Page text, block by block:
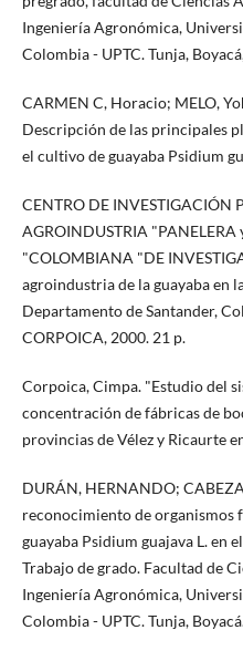
Ingeniería Agronómica,
Colombia - UPTC. Tunja,
CARMEN C, Horacio; MELO,
Descripción de las principales
el cultivo de guayaba Psidium
CENTRO DE INVESTIGACIÓN
AGROINDUSTRIA "PANELERA
"COLOMBIANA "DE
agroindustria de la guayaba en
Departamento de Santander,
CORPOICA, 2000. 21 p.
Corpoica, Cimpa. "Estudio del
concentración de fábricas de
provincias de Vélez y Ricaurte
DURÁN, HERNANDO;
reconocimiento de organismos
guayaba Psidium guajava L. en
Trabajo de grado. Facultad de
Ingeniería Agronómica,
Colombia - UPTC. Tunja,